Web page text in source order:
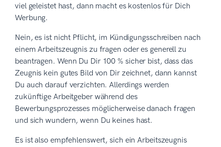
viel geleistet hast, dann macht es kostenlos für Dich
Werbung.
Nein, es ist nicht Pflicht, im Kündigungsschreiben nach
einem Arbeitszeugnis zu fragen oder es generell zu
beantragen. Wenn Du Dir 100 % sicher bist, dass das
Zeugnis kein gutes Bild von Dir zeichnet, dann kannst
Du auch darauf verzichten. Allerdings werden
zukünftige Arbeitgeber während des
Bewerbungsprozesses möglicherweise danach fragen
und sich wundern, wenn Du keines hast.
Es ist also empfehlenswert, sich ein Arbeitszeugnis